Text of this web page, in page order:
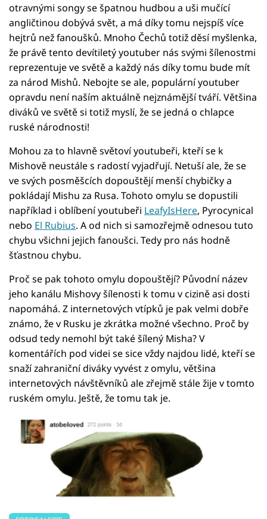
otravnými songy se špatnou hudbou a uši mučící
angličtinou dobývá svět, a má díky tomu nejspíš více
hejtrů než fanoušků. Mnoho Čechů totiž děsí myšlenka,
že právě tento devítiletý youtuber nás svými šílenostmi
reprezentuje ve světě a každý nás díky tomu bude mít
za národ Mishů. Nebojte se ale, populární youtuber
opravdu není naším aktuálně nejznámější tváří. Většina
diváků ve světě si totiž myslí, že se jedná o chlapce
ruské národnosti!
Mohou za to hlavně světoví youtubeři, kteří se k
Mishově neustále s radostí vyjadřují. Netuší ale, že se
ve svých posměšcích dopouštějí menší chybičky a
pokládají Mishu za Rusa. Tohoto omylu se dopustili
například i oblíbení youtubeři LeafyIsHere, Pyrocynical
nebo El Rubius. A od nich si samozřejmě odnesou tuto
chybu všichni jejich fanoušci. Tedy pro nás hodně
šťastnou chybu.
Proč se pak tohoto omylu dopouštějí? Původní název
jeho kanálu Mishovy šílenosti k tomu v cizině asi dosti
napomáhá. Z internetových vtípků je pak velmi dobře
známo, že v Rusku je zkrátka možné všechno. Proč by
odsud tedy nemohl být také šílený Misha? V
komentářích pod videi se sice vždy najdou lidé, kteří se
snaží zahraniční diváky vyvést z omylu, většina
internetových návštěvníků ale zřejmě stále žije v tomto
ruském omylu. Ještě, že tomu tak je.